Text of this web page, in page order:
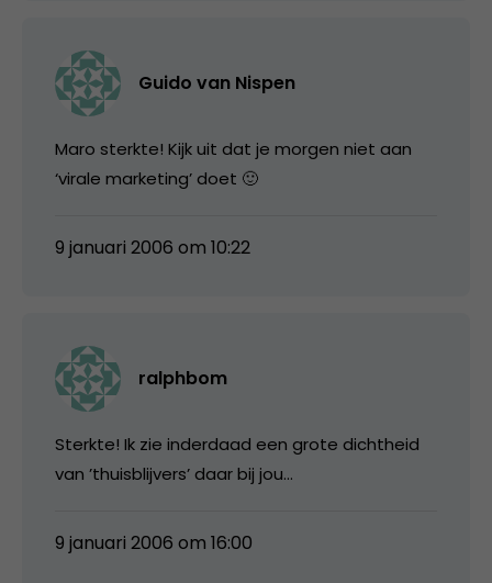
Guido van Nispen
Maro sterkte! Kijk uit dat je morgen niet aan
‘virale marketing’ doet 🙂
9 januari 2006 om 10:22
ralphbom
Sterkte! Ik zie inderdaad een grote dichtheid
van ’thuisblijvers’ daar bij jou…
9 januari 2006 om 16:00